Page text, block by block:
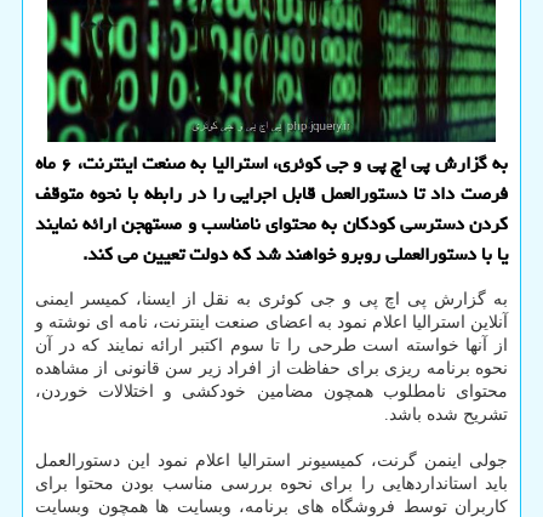
به گزارش پی اچ پی و جی کوئری، استرالیا به صنعت اینترنت، ۶ ماه
فرصت داد تا دستورالعمل قابل اجرایی را در رابطه با نحوه متوقف
کردن دسترسی کودکان به محتوای نامناسب و مستهجن ارائه نمایند
یا با دستورالعملی روبرو خواهند شد که دولت تعیین می کند.
به گزارش پی اچ پی و جی کوئری به نقل از ایسنا، کمیسر ایمنی
آنلاین استرالیا اعلام نمود به اعضای صنعت اینترنت، نامه ای نوشته و
از آنها خواسته است طرحی را تا سوم اکتبر ارائه نمایند که در آن
نحوه برنامه ریزی برای حفاظت از افراد زیر سن قانونی از مشاهده
محتوای نامطلوب همچون مضامین خودکشی و اختلالات خوردن،
تشریح شده باشد.
جولی اینمن گرنت، کمیسیونر استرالیا اعلام نمود این دستورالعمل
باید استانداردهایی را برای نحوه بررسی مناسب بودن محتوا برای
کاربران توسط فروشگاه های برنامه، وبسایت ها همچون وبسایت